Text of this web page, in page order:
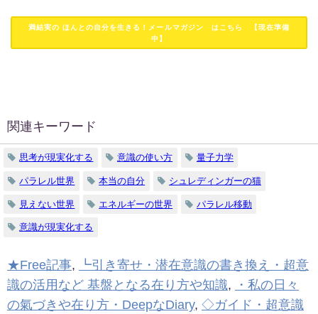
満結実の ほんとの自分を生きる！メールマガジン はこちら 【現在準備
中】
関連キーワード
思考が現実化する 意識の使い方 量子力学
パラレル世界 本当の自分 シュレディンガーの猫
見えない世界 エネルギーの世界 パラレル移動
意識が現実化する
★Free記事,
┗引き寄せ・潜在意識の書き換え・超意
識の活用など 基盤となる在り方や知識,
・私の日々
の氣づきや在り方・DeepなDiary, ◇ガイド・超意識